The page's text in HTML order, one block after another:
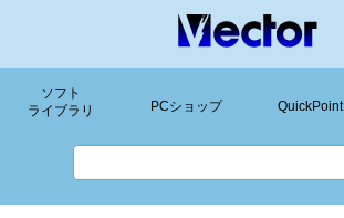
ソフト
ライブラリ
PCショップ QuickPoint